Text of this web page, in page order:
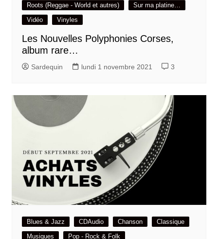
Roots (Reggae - World et autres)
Sur ma platine…
Vidéo
Vinyles
Les Nouvelles Polyphonies Corses,
album rare…
Sardequin lundi 1 novembre 2021 3
Blues & Jazz CDAudio Chanson
Classique
Musiques
Pop - Rock & Folk